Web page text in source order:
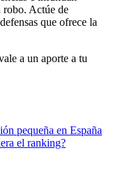
robo. Actúe de
que ofrece la
a un aporte a tu
pequeña en España
el ranking?